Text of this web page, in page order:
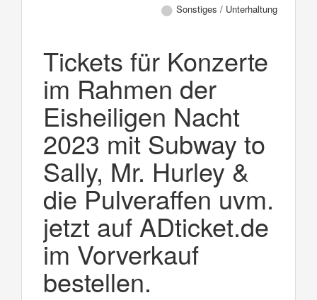
Sonstiges / Unterhaltung
Tickets für Konzerte
im Rahmen der
Eisheiligen Nacht
2023 mit Subway to
Sally, Mr. Hurley &
die Pulveraffen uvm.
jetzt auf ADticket.de
im Vorverkauf
bestellen.